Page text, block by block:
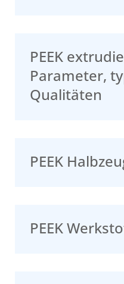
PEEK
Parameter,
Qualitäten
PEEK
PEEK